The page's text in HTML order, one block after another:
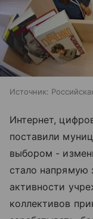
Источник:
Интернет,
поставили
выбором -
стало напрямую
активности
коллективов